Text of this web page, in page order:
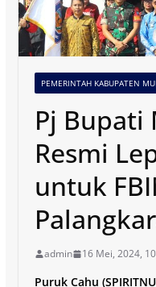
PEMERINTAH KABUPATEN
Pj Bupati
Resmi
untuk
admin 16 Mei, 2024,
Puruk Cahu